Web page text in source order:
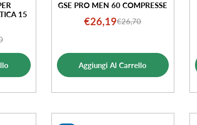
15
GSE PRO MEN 60 COMPRESSE
Prezzo
vendita
€26,19Prezzo
€26,70
Aggiungi Al Carrello